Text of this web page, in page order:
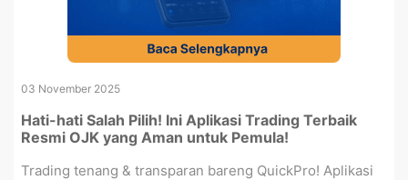
03 November 2025
Hati-hati Salah Pilih! Ini Aplikasi Trading Terbaik
Resmi OJK yang Aman untuk Pemula!
Trading tenang & transparan bareng QuickPro! Aplikasi